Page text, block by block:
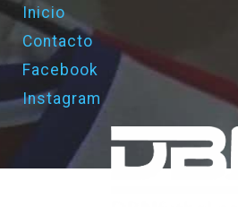
Inicio
Contacto
Facebook
Instagram